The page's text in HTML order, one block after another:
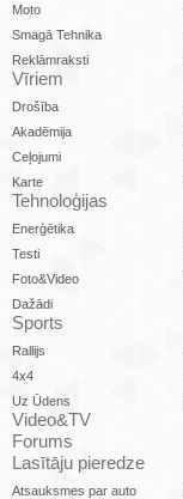
Moto
Smagā Tehnika
Reklāmraksti
Vīriem
Drošība
Akadēmija
Ceļojumi
Karte
Tehnoloģijas
Enerģētika
Testi
Foto&Video
Dažādi
Sports
Rallijs
4x4
Uz Ūdens
Video&TV
Forums
Lasītāju pieredze
Atsauksmes par auto